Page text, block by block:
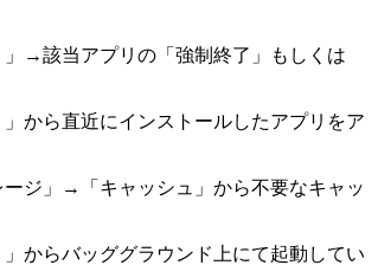
→該当アプリの「強制終了」もしくは
から直近にインストールしたアプリをア
ジ」→「キャッシュ」から不要なキャッ
からバッググラウンド上にて起動してい